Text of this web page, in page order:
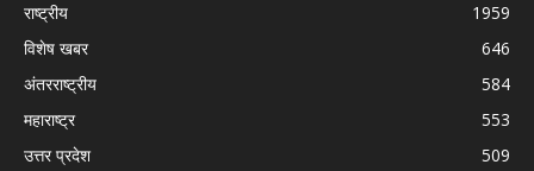
राष्ट्रीय
1959
विशेष खबर
646
अंतरराष्ट्रीय
584
महाराष्ट्र
553
उत्तर प्रदेश
509